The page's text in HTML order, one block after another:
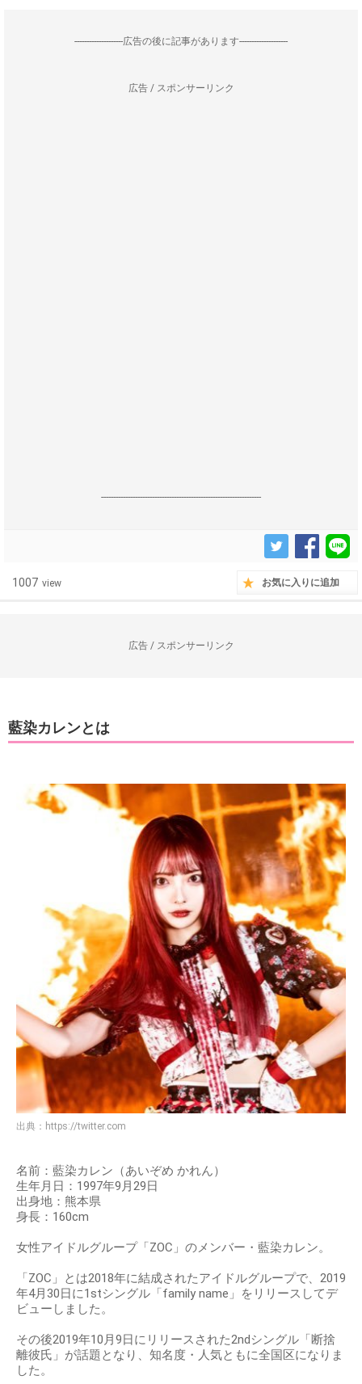
--------------------広告の後に記事があります--------------------
広告 / スポンサーリンク
------------------------------------------------------------------
1007 view お気に入りに追加
広告 / スポンサーリンク
藍染カレンとは
出典： https://twitter.com
名前：藍染カレン（あいぞめ かれん）
生年月日：1997年9月29日
出身地：熊本県
身長：160cm
女性アイドルグループ「ZOC」のメンバー・藍染カレン。
「ZOC」とは2018年に結成されたアイドルグループで、2019
年4月30日に1stシングル「family name」をリリースしてデ
ビューしました。
その後2019年10月9日にリリースされた2ndシングル「断捨
離彼氏」が話題となり、知名度・人気ともに全国区になりま
した。